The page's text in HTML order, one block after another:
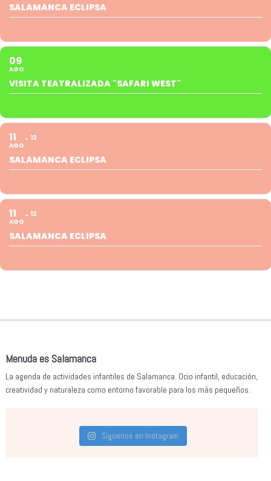
SALAMANCA ECLIPSA
09
AGO
VISITA TEATRALIZADA "SAFARI WEST"
11
AGO
12
SALAMANCA ECLIPSA
11
AGO
12
SALAMANCA ECLIPSA
Menuda es Salamanca
La agenda de actividades infantiles de Salamanca. Ocio infantil, educación,
creatividad y naturaleza como entorno favorable para los más pequeños.
Síguenos en Instagram